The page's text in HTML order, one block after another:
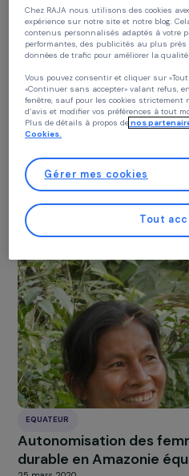
Renforcement du
défense des
15 janvier 2024
Politique des cookies
expérience sur notre site et notre
contenus personnalisés adaptés à
performantes, des publicités au plus
données de trafic pour améliorer la
«Continuer sans accepter» valant
fenêtre, sauf pour les cookies
d’avis et modifier vos préférences à
Plus de détails à propos denos
Cookies.
Tout